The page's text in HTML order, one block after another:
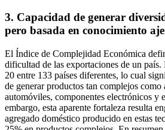
3. Capacidad de generar
pero basada en conocimiento
El Índice de Complejidad Económica
dificultad de las exportaciones de un
20 entre 133 países diferentes, lo cual
de generar productos tan complejos como
automóviles, componentes electrónicos y
embargo, esta aparente fortaleza resulta
agregado doméstico producido en estas